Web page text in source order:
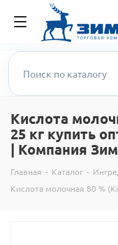
Кислота
25 кг купить
| Компания
Главная - Каталог -
Кислота молочная 80 %